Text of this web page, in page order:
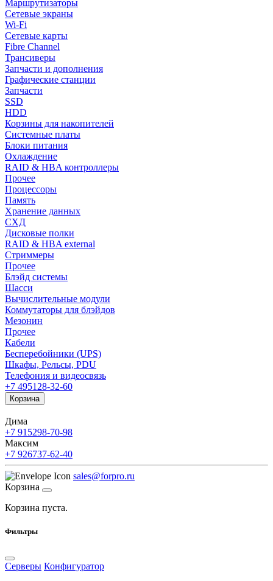
Маршрутизаторы
Сетевые экраны
Wi-Fi
Сетевые карты
Fibre Channel
Трансиверы
Запчасти и дополнения
Графические станции
Запчасти
SSD
HDD
Корзины для накопителей
Системные платы
Блоки питания
Охлаждение
RAID & HBA контроллеры
Прочее
Процессоры
Память
Хранение данных
СХД
Дисковые полки
RAID & HBA external
Стриммеры
Прочее
Блэйд системы
Шасси
Вычислительные модули
Коммутаторы для блэйдов
Мезонин
Прочее
Кабели
Бесперебойники (UPS)
Шкафы, Рельсы, PDU
Телефония и видеосвязь
+7 495128-32-60
Корзина
Дима
+7 915298-70-98
Максим
+7 926737-62-40
sales@forpro.ru
Корзина
Корзина пуста.
Фильтры
Серверы Конфигуратор